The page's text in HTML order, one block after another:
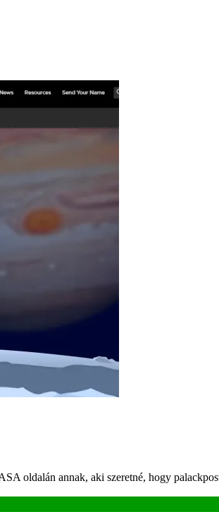
oldalán annak, aki szeretné, hogy